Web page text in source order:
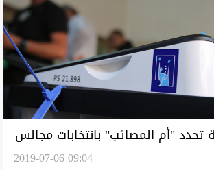
تحدد "أم المصائب" بانتخابات مجالس
2019-07-06 09:04